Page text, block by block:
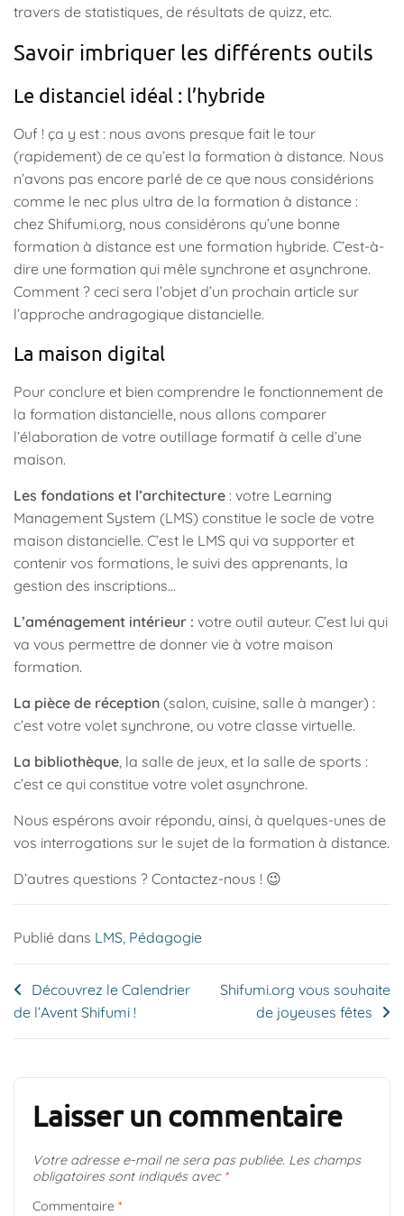
travers de statistiques, de résultats de quizz, etc.
Savoir imbriquer les différents outils
Le distanciel idéal : l’hybride
Ouf ! ça y est : nous avons presque fait le tour
(rapidement) de ce qu’est la formation à distance. Nous
n’avons pas encore parlé de ce que nous considérions
comme le nec plus ultra de la formation à distance :
chez Shifumi.org, nous considérons qu’une bonne
formation à distance est une formation hybride. C’est-à-
dire une formation qui mêle synchrone et asynchrone.
Comment ? ceci sera l’objet d’un prochain article sur
l’approche andragogique distancielle.
La maison digital
Pour conclure et bien comprendre le fonctionnement de
la formation distancielle, nous allons comparer
l’élaboration de votre outillage formatif à celle d’une
maison.
Les fondations et l’architecture : votre Learning
Management System (LMS) constitue le socle de votre
maison distancielle. C’est le LMS qui va supporter et
contenir vos formations, le suivi des apprenants, la
gestion des inscriptions…
L’aménagement intérieur : votre outil auteur. C’est lui qui
va vous permettre de donner vie à votre maison
formation.
La pièce de réception (salon, cuisine, salle à manger) :
c’est votre volet synchrone, ou votre classe virtuelle.
La bibliothèque, la salle de jeux, et la salle de sports :
c’est ce qui constitue votre volet asynchrone.
Nous espérons avoir répondu, ainsi, à quelques-unes de
vos interrogations sur le sujet de la formation à distance.
D’autres questions ? Contactez-nous ! 😉
Publié dans LMS, Pédagogie
Navigation
de
Découvrez le Calendrier
de l’Avent Shifumi !
Shifumi.org vous souhaite
de joyeuses fêtes
Laisser un commentaire
Votre adresse e-mail ne sera pas publiée. Les champs
obligatoires sont indiqués avec *
Commentaire *